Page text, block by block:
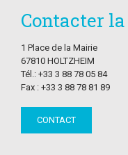
Contacter
1 Place de la Mairie
67810 HOLTZHEIM
Tél.: +33 3 88 78 05 84
Fax : +33 3 88 78 81 89
CONTACT